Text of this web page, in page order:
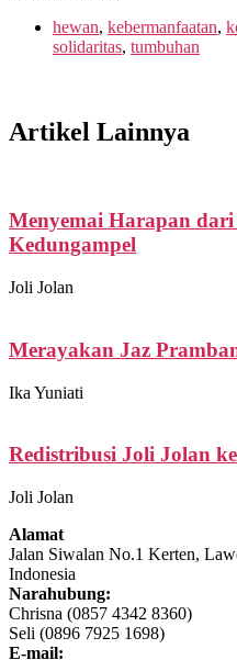
hewan, kebermanfaatan,
solidaritas, tumbuhan
Artikel Lainnya
Menyemai Harapan
Kedungampel
Joli Jolan
Merayakan Jaz
Ika Yuniati
Redistribusi Joli Jolan
Joli Jolan
Alamat
Jalan Siwalan No.1 Kerten,
Indonesia
Narahubung:
Chrisna (0857 4342 8360)
Seli (0896 7925 1698)
E-mail: